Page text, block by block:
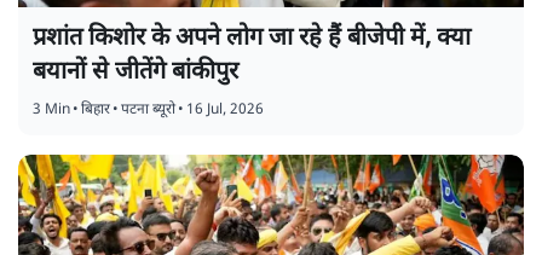
प्रशांत किशोर के अपने लोग जा रहे हैं बीजेपी में, क्या
बयानों से जीतेंगे बांकीपुर
3 Min•बिहार•पटना ब्यूरो• 16 Jul, 2026